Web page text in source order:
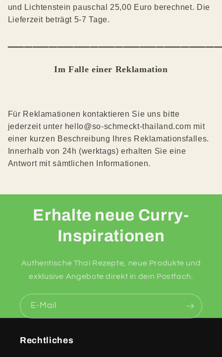
und Lichtenstein pauschal 25,00 Euro berechnet. Die
Lieferzeit beträgt 5-7 Tage.
Im Falle einer Reklamation
Für Reklamationen kontaktieren Sie uns bitte
jederzeit unter hello@so-schmeckt-thailand.com mit
einer kurzen Beschreibung Ihres Reklamationsfalles.
Innerhalb von 24h (werktags) erhalten Sie eine
Antwort mit sämtlichen Informationen.
Erhalte neue Curry-
Inspirationen
Authentische Thai Rezepte, neue Produkte und
exklusive Angebote direkt in dein Postfach.
E-Mail
Rechtliches